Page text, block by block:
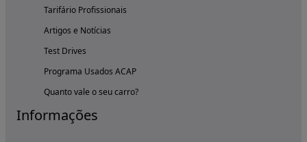
Tarifário Profissionais
Artigos e Notícias
Test Drives
Programa Usados ACAP
Quanto vale o seu carro?
Informações